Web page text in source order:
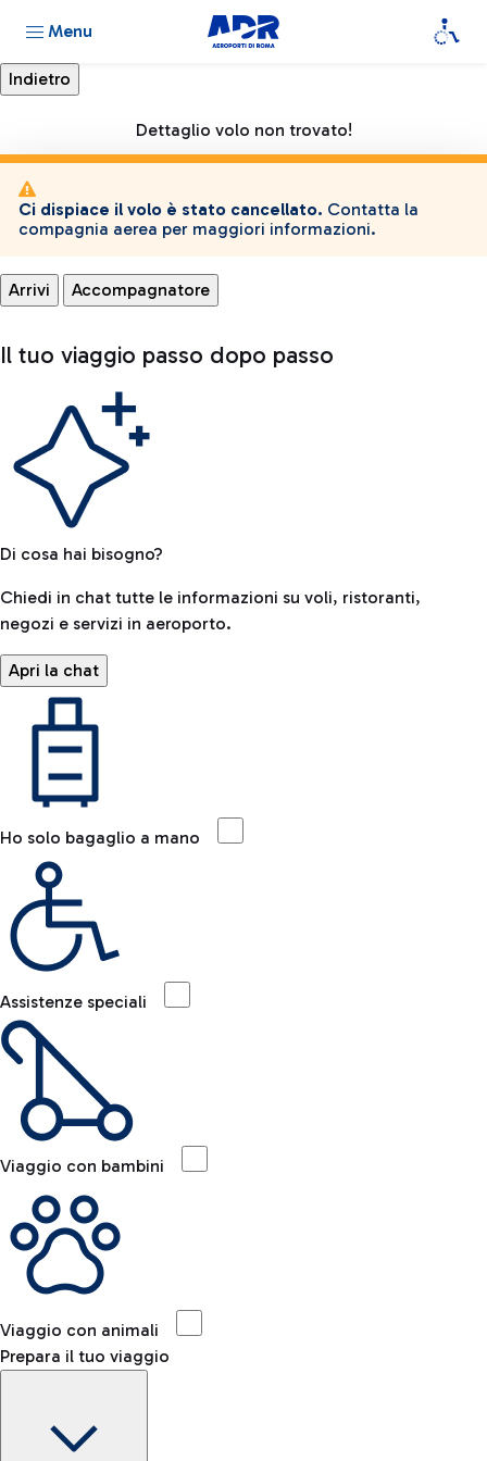
Menu
Dettaglio volo non trovato!
Ci dispiace il volo è stato cancellato. Contatta la
compagnia aerea per maggiori informazioni.
Arrivi Accompagnatore
Il tuo viaggio passo dopo passo
Di cosa hai bisogno?
Chiedi in chat tutte le informazioni su voli, ristoranti,
negozi e servizi in aeroporto.
Apri la chat
Ho solo bagaglio a mano
Assistenze speciali
Viaggio con bambini
Viaggio con animali
Prepara il tuo viaggio